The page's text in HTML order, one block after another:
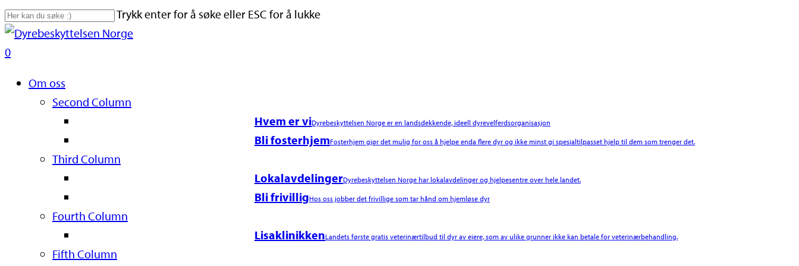
Skip
to
main
Trykk enter for å søke eller ESC for å lukke
Close
Search
search
0
Om oss
Second Column
Hvem er viDyrebeskyttelsen Norge er en landsdekkende, ideell dyrevelferdsorganisasjon
Bli fosterhjemFosterhjem gjør det mulig for oss å hjelpe enda flere dyr og ikke minst gi spesialtilpasset hjelp til dem som trenger det.
Third Column
LokalavdelingerDyrebeskyttelsen Norge har lokalavdelinger og hjelpesentre over hele landet.
Bli frivilligHos oss jobber det frivillige som tar hånd om hjemløse dyr
Fourth Column
LisaklinikkenLandets første gratis veterinærtilbud til dyr av eiere, som av ulike grunner ikke kan betale for veterinærbehandling.
Fifth Column